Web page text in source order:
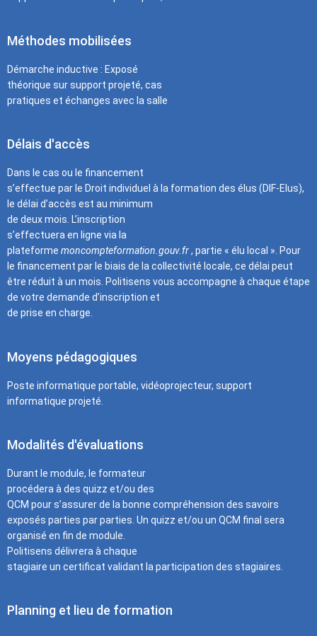
Méthodes mobilisées
Démarche inductive : Exposé
théorique sur support projeté, cas
pratiques et échanges avec la salle
Délais d'accès
Dans le cas ou le financement
s’effectue par le Droit individuel à la formation des élus (DIF-Elus),
le délai d’accès est au minimum
de deux mois. L’inscription
s’effectuera en ligne via la
plateforme moncompteformation.gouv.fr, partie « élu local ». Pour
le financement par le biais de la collectivité locale, ce délai peut
être réduit à un mois. Politisens vous accompagne à chaque étape
de votre demande d’inscription et
de prise en charge.
Moyens pédagogiques
Poste informatique portable, vidéoprojecteur, support
informatique projeté.
Modalités d'évaluations
Durant le module, le formateur
procédera à des quizz et/ou des
QCM pour s’assurer de la bonne compréhension des savoirs
exposés parties par parties. Un quizz et/ou un QCM final sera
organisé en fin de module.
Politisens délivrera à chaque
stagiaire un certificat validant la participation des stagiaires.
Planning et lieu de formation